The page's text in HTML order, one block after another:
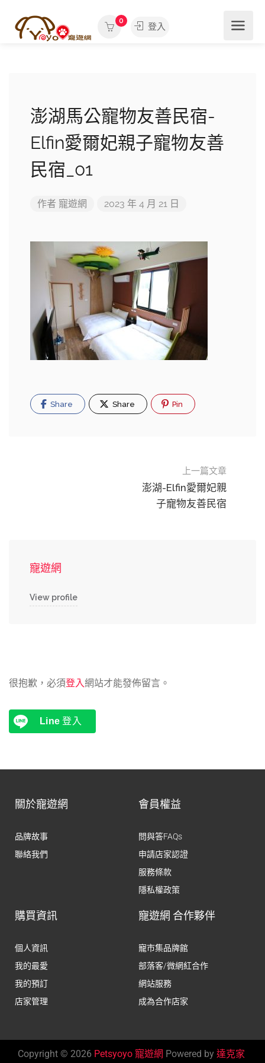
0
登入
澎湖馬公寵物友善民宿-
Elfin愛爾妃親子寵物友善
民宿_01
作者 寵遊網 2023 年 4 月 21 日
Share Share Pin
上一篇文章
澎湖-Elfin愛爾妃親
子寵物友善民宿
寵遊網
View profile
很抱歉，必須登入網站才能發佈留言。
Line 登入
關於寵遊網
品牌故事
聯絡我們
會員權益
問與答FAQs
申請店家認證
服務條款
隱私權政策
購買資訊
個人資訊
我的最愛
我的預訂
店家管理
寵遊網 合作夥伴
寵市集品牌館
部落客/微網紅合作
網站服務
成為合作店家
Copyright © 2026 Petsyoyo 寵遊網 Powered by 達克家